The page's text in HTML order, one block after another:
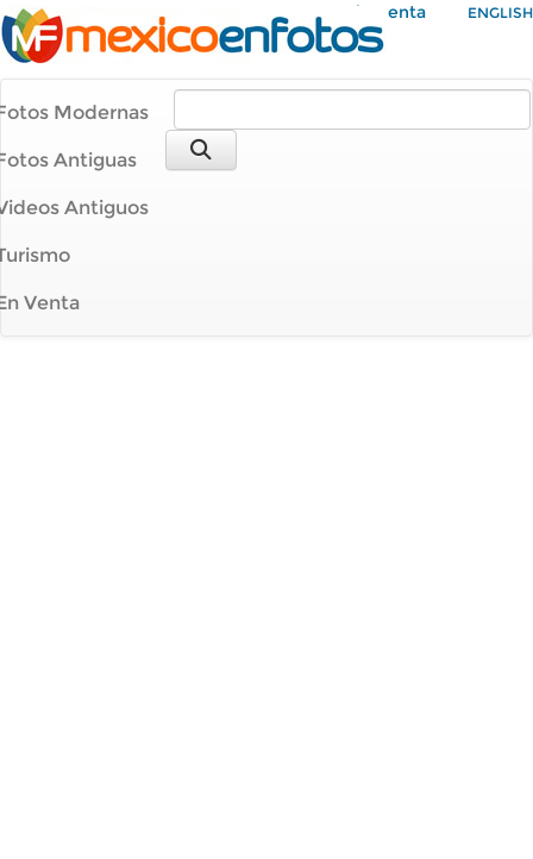
Mi Cuenta ENGLISH
Modernas
Antiguas
Antiguos
Venta